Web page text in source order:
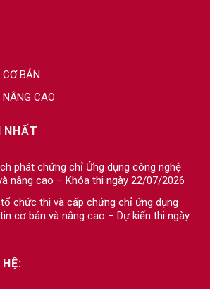
BẢN
CAO
NHẤT
phát chứng chỉ Ứng dụng công nghệ
nâng cao – Khóa thi ngày 22/07/2026
chức thi và cấp chứng chỉ ứng dụng
cơ bản và nâng cao – Dự kiến thi ngày